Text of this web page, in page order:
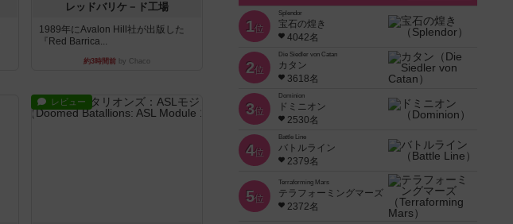
レッドバリケ－ド工場
1989年にAvalon Hill社が出版した
『Red Barrica...
約3時間前 by Chaco
レビュー
1位
Splendor
宝石の煌き
4042名
2位
Die Siedler von Catan
カタン
3618名
3位
Dominion
ドミニオン
2530名
4位
Battle Line
バトルライン
2379名
5位
Terraforming Mars
テラフォーミングマーズ
2372名